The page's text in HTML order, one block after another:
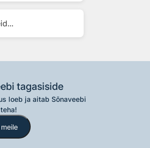
tagasiside
loeb ja aitab Sõnaveebi